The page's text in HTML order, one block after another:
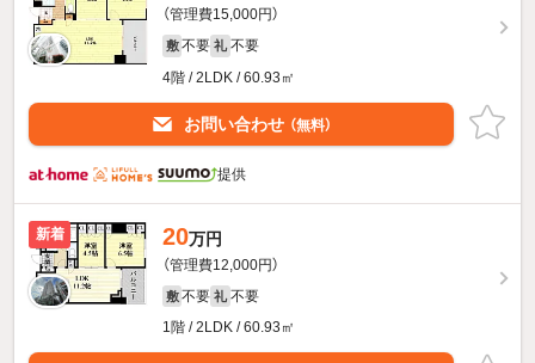
（管理費15,000円）
敷 不要 礼 不要
4階 / 2LDK / 60.93㎡
お問い合わせ （無料）
提供
新着 20万円
（管理費12,000円）
敷 不要 礼 不要
1階 / 2LDK / 60.93㎡